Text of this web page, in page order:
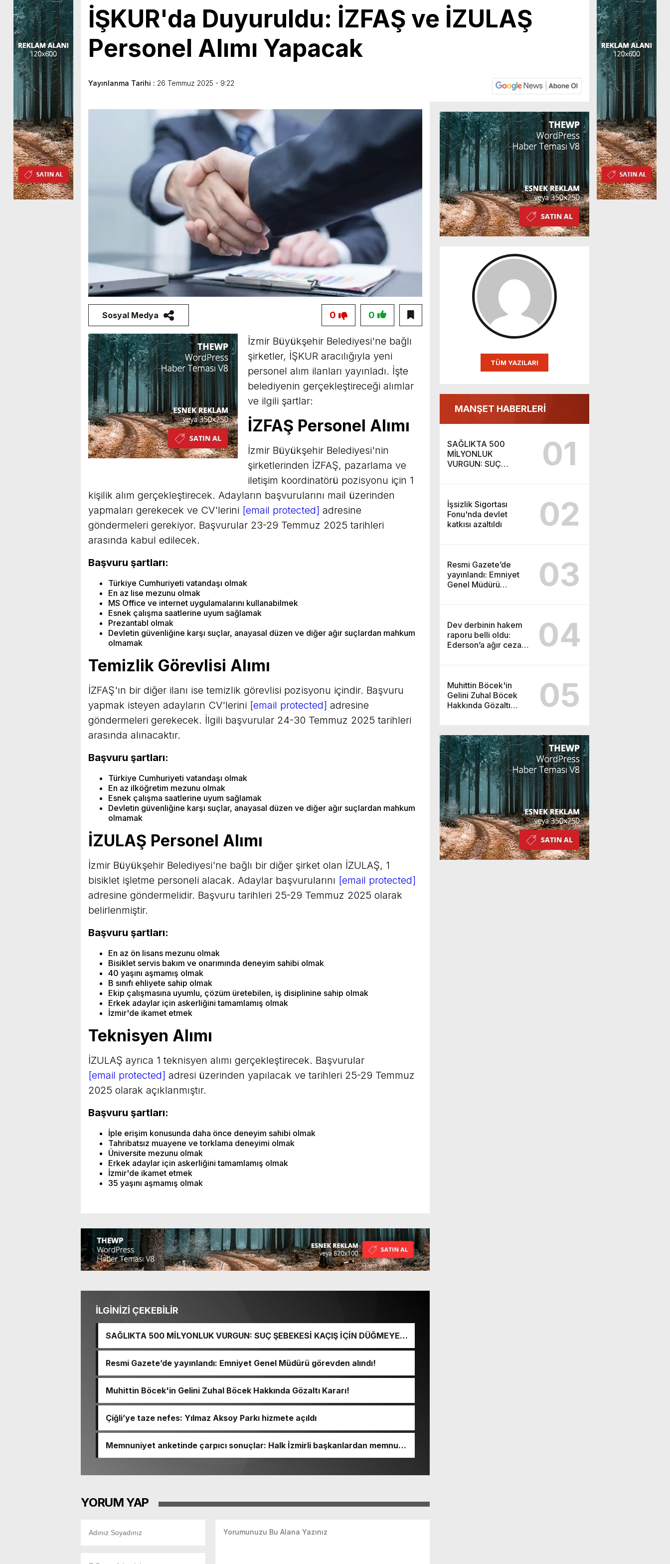
İŞKUR'da Duyuruldu: İZFAŞ ve İZULAŞ
Personel Alımı Yapacak
Yayınlanma Tarihi : 26 Temmuz 2025 - 9:22
TÜM YAZILARI
MANŞET HABERLERİ
SAĞLIKTA 500
MİLYONLUK
VURGUN: SUÇ
01
İşsizlik Sigortası
Fonu'nda devlet
katkısı azaltıldı
02
Resmi Gazete’de
yayınlandı: Emniyet
Genel Müdürü
03
Dev derbinin hakem
raporu belli oldu:
Ederson’a ağır ceza
04
Muhittin Böcek'in
Gelini Zuhal Böcek
Hakkında Gözaltı
05
Sosyal Medya 0
0
İzmir Büyükşehir Belediyesi'ne bağlı
şirketler, İŞKUR aracılığıyla yeni
personel alım ilanları yayınladı. İşte
belediyenin gerçekleştireceği alımlar
ve ilgili şartlar:
İZFAŞ Personel Alımı
İzmir Büyükşehir Belediyesi'nin
şirketlerinden İZFAŞ, pazarlama ve
iletişim koordinatörü pozisyonu için 1
kişilik alım gerçekleştirecek. Adayların başvurularını mail üzerinden
yapmaları gerekecek ve CV'lerini [email protected] adresine
göndermeleri gerekiyor. Başvurular 23-29 Temmuz 2025 tarihleri
arasında kabul edilecek.
Başvuru şartları:
Türkiye Cumhuriyeti vatandaşı olmak
En az lise mezunu olmak
MS Office ve internet uygulamalarını kullanabilmek
Esnek çalışma saatlerine uyum sağlamak
Prezantabl olmak
Devletin güvenliğine karşı suçlar, anayasal düzen ve diğer ağır suçlardan mahkum
olmamak
Temizlik Görevlisi Alımı
İZFAŞ'ın bir diğer ilanı ise temizlik görevlisi pozisyonu içindir. Başvuru
yapmak isteyen adayların CV'lerini [email protected] adresine
göndermeleri gerekecek. İlgili başvurular 24-30 Temmuz 2025 tarihleri
arasında alınacaktır.
Başvuru şartları:
Türkiye Cumhuriyeti vatandaşı olmak
En az ilköğretim mezunu olmak
Esnek çalışma saatlerine uyum sağlamak
Devletin güvenliğine karşı suçlar, anayasal düzen ve diğer ağır suçlardan mahkum
olmamak
İZULAŞ Personel Alımı
İzmir Büyükşehir Belediyesi'ne bağlı bir diğer şirket olan İZULAŞ, 1
bisiklet işletme personeli alacak. Adaylar başvurularını [email protected]
adresine göndermelidir. Başvuru tarihleri 25-29 Temmuz 2025 olarak
belirlenmiştir.
Başvuru şartları:
En az ön lisans mezunu olmak
Bisiklet servis bakım ve onarımında deneyim sahibi olmak
40 yaşını aşmamış olmak
B sınıfı ehliyete sahip olmak
Ekip çalışmasına uyumlu, çözüm üretebilen, iş disiplinine sahip olmak
Erkek adaylar için askerliğini tamamlamış olmak
İzmir'de ikamet etmek
Teknisyen Alımı
İZULAŞ ayrıca 1 teknisyen alımı gerçekleştirecek. Başvurular
[email protected] adresi üzerinden yapılacak ve tarihleri 25-29 Temmuz
2025 olarak açıklanmıştır.
Başvuru şartları:
İple erişim konusunda daha önce deneyim sahibi olmak
Tahribatsız muayene ve torklama deneyimi olmak
Üniversite mezunu olmak
Erkek adaylar için askerliğini tamamlamış olmak
İzmir'de ikamet etmek
35 yaşını aşmamış olmak
İLGİNİZİ ÇEKEBİLİR
SAĞLIKTA 500 MİLYONLUK VURGUN: SUÇ ŞEBEKESİ KAÇIŞ İÇİN DÜĞMEYE
BASTI!
Resmi Gazete’de yayınlandı: Emniyet Genel Müdürü görevden alındı!
Muhittin Böcek'in Gelini Zuhal Böcek Hakkında Gözaltı Kararı!
Çiğli’ye taze nefes: Yılmaz Aksoy Parkı hizmete açıldı
Memnuniyet anketinde çarpıcı sonuçlar: Halk İzmirli başkanlardan memnun,
Ömer Eşki ilk sırada
YORUM YAP